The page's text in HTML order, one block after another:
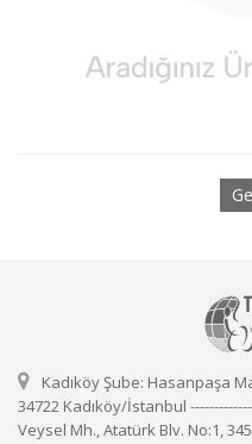
Kadıköy Şube: Hasanpaşa
34722 Kadıköy/İstanbul
Veysel Mh., Atatürk Blv. No:1,